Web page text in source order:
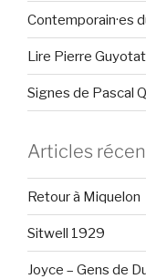
Contemporain·es
Lire Pierre Guyotat
Signes de Pascal
Articles
Retour à Miquelon
Sitwell 1929
Joyce – Gens de